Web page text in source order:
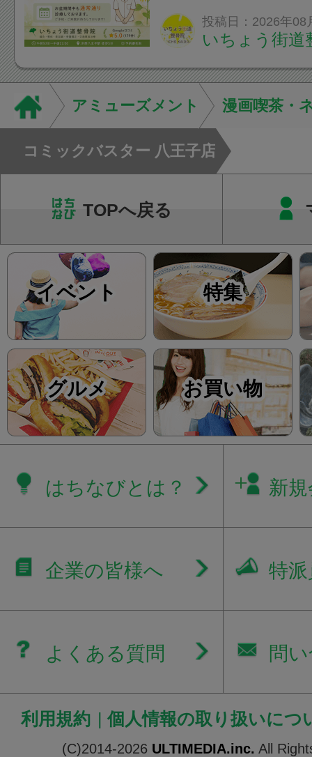
長時間の運転などで
痛・足の疲れが出や
いちょう街道整骨院
も通常通り診療して
みの...
投稿日：2026年08
いちょう街道
アミューズメント 漫画喫茶・
コミックバスター 八王子店
TOPへ戻る
イベント 特集
グルメ お買い物
はちなびとは？ 新
企業の皆様へ 特
よくある質問 問
利用規約 | 個人情報の取り扱いにつ
(C)2014-2026 ULTIMEDIA.inc. All